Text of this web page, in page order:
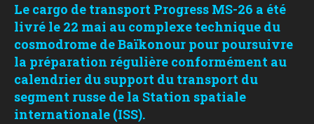
Le cargo de transport Progress MS-26 a été
livré le 22 mai au complexe technique du
cosmodrome de Baïkonour pour poursuivre
la préparation régulière conformément au
calendrier du support du transport du
segment russe de la Station spatiale
internationale (ISS).